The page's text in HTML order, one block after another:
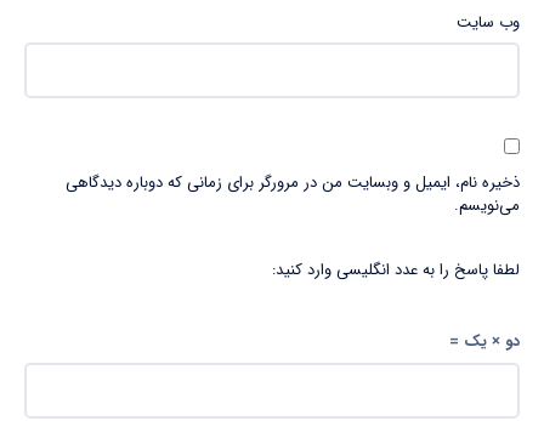
وب‌ سایت
ذخیره نام، ایمیل و وبسایت من در مرورگر برای زمانی که دوباره دیدگاهی
می‌نویسم.
لطفا پاسخ را به عدد انگلیسی وارد کنید:
دو × یک =